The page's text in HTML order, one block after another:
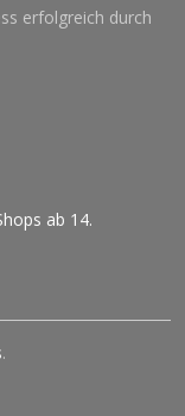
erfolgreich durch
ab 14.
.